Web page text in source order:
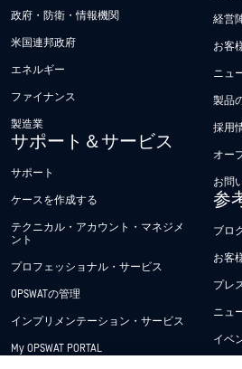
政府・防衛・情報機関
米国連邦政府
エネルギー
ファイナンス
製造業
サポート＆サービス
サポート
ケースを作成する
テクニカル・アカウント・マネジメ
ント
プロフェッショナル・サービス
OPSWATの管理
インプリメンテーション・サービス
My OPSWAT PORTAL
経営
お客
ニュ
製品
採用
オー
お問
参
ブロ
お客
プレ
ニュ
イベ